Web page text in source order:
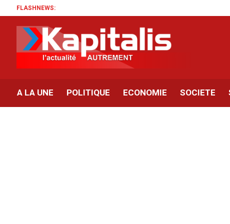
FLASHNEWS:
A LA UNE POLITIQUE ECONOMIE SOCIETE